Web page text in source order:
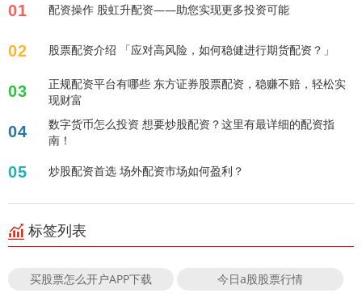
01 配资操作 股虹升配资——助您实现更多投资可能
02 股票配资介绍 「应对高风险，如何稳健进行期货配资？」
03
正规配资平台有哪些 东方证券股票配资，稳赚不赔，轻松实
现财富
04
数字货币怎么投资 想要炒股配资？这里有最详细的配资指
南！
05 炒股配资首选 场外配资市场如何盈利？
标签列表
买股票怎么开户APP下载 今日a股股票行情